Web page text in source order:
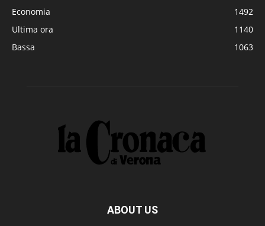
Economia
1492
Ultima ora
1140
Bassa
1063
ABOUT US